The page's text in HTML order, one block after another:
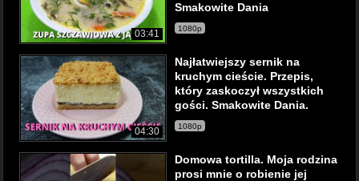
03:41
Smakowite Dania
1080p
04:30
Najłatwiejszy sernik na
kruchym cieście. Przepis,
który zaskoczył wszystkich
gości. Smakowite Dania.
1080p
Domowa tortilla. Moja rodzina
prosi mnie o robienie jej